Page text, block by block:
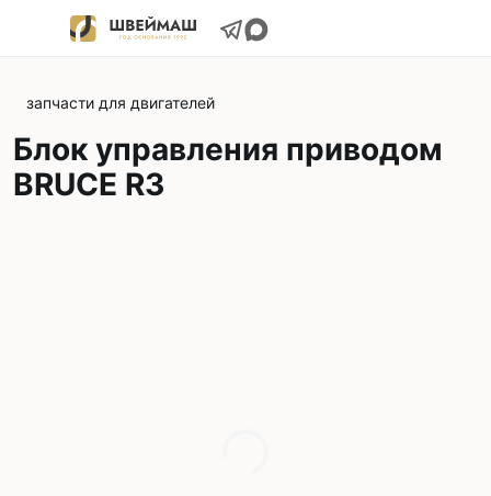
запчасти для двигателей
Блок управления приводом
BRUCE R3